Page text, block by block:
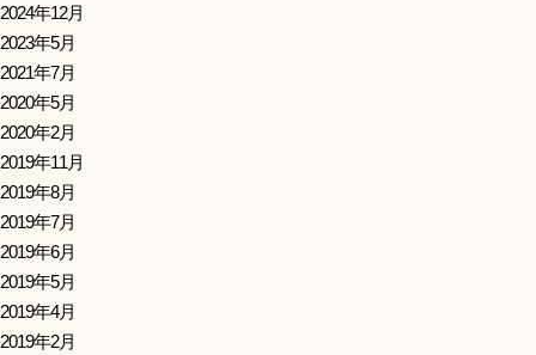
2024年12月
2023年5月
2021年7月
2020年5月
2020年2月
2019年11月
2019年8月
2019年7月
2019年6月
2019年5月
2019年4月
2019年2月